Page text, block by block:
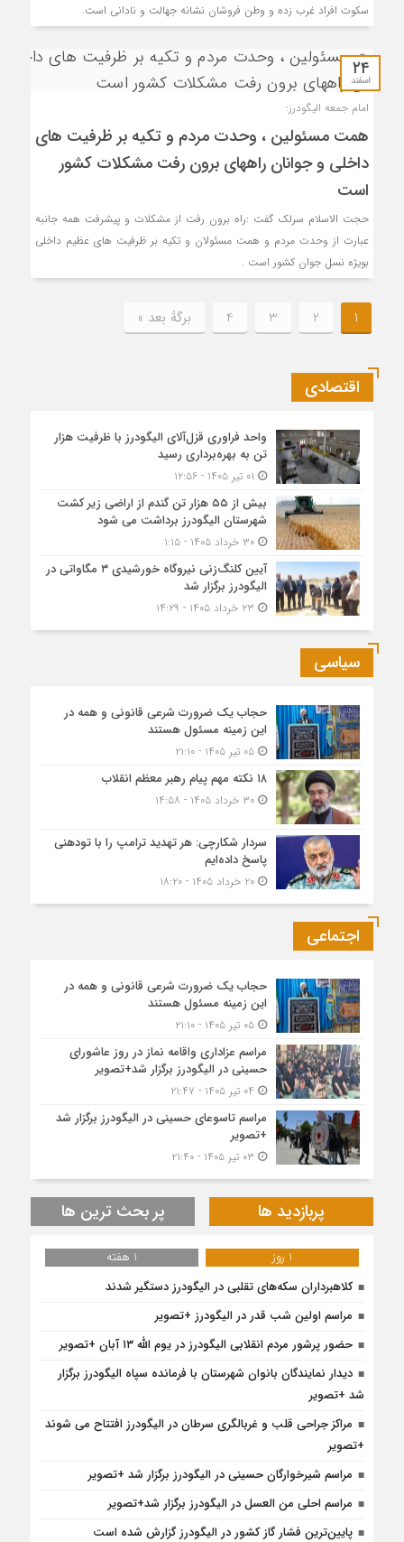
سکوت افراد غرب زده و وطن فروشان نشانه جهالت و نادانی است.
۲۴
اسفند
امام جمعه الیگودرز:
همت مسئولین ، وحدت مردم و تکیه بر ظرفیت های
داخلی و جوانان راههای برون رفت مشکلات کشور
است
حجت الاسلام سرلک گفت :راه برون رفت از مشکلات و پیشرفت همه جانبه
عبارت از وحدت مردم و همت مسئولان و تکیه بر ظرفیت های عظیم داخلی
بویژه نسل جوان کشور است .
1
2
3
4 برگهٔ بعد »
اقتصادی
واحد فراوری قزل‌آلای الیگودرز با ظرفیت هزار
تن به بهره‌برداری رسید
بیش از ۵۵ هزار تن گندم از اراضی زیر کشت
شهرستان الیگودرز برداشت می شود
۳۰ خرداد ۱۴۰۵ - ۱:۱۵
آیین کلنگ‌زنی نیروگاه خورشیدی ۳ مگاواتی در
الیگودرز برگزار شد
سیاسی
حجاب یک ضرورت شرعی قانونی و همه در
این زمینه مسئول هستند
۰۵ تیر ۱۴۰۵ - ۲۱:۱۰
۱۸ نکته مهم پیام رهبر معظم انقلاب
۳۰ خرداد ۱۴۰۵ - ۱۴:۵۸
سردار شکارچی: هر تهدید ترامپ را با تودهنی
پاسخ داده‌ایم
۲۰ خرداد ۱۴۰۵ - ۱۸:۲۰
اجتماعی
حجاب یک ضرورت شرعی قانونی و همه در
این زمینه مسئول هستند
۰۵ تیر ۱۴۰۵ - ۲۱:۱۰
مراسم عزاداری واقامه نماز در روز عاشورای
حسینی در الیگودرز برگزار شد+تصویر
مراسم تاسوعای حسینی در الیگودرز برگزار شد
+تصویر
پربازدید ها پر بحث ترین ها
1 روز
1 هفته
کلاهبرداران سکه‌های تقلبی در الیگودرز دستگیر شدند
مراسم اولین شب قدر در الیگودرز +تصویر
حضور پرشور مردم انقلابی الیگودرز در یوم الله ۱۳ آبان +تصویر
دیدار نمایندگان بانوان شهرستان با فرمانده سپاه الیگودرز برگزار
شد +تصویر
مراکز جراحی قلب و غربالگری سرطان در الیگودرز افتتاح می شوند
+تصویر
مراسم شیرخوارگان حسینی در الیگودرز برگزار شد +تصویر
مراسم احلی من العسل در الیگودرز برگزار شد+تصویر
پایین‌ترین فشار گاز کشور در الیگودرز گزارش شده است